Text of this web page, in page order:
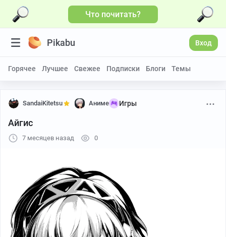
Что почитать?
Pikabu Вход
Горячее Лучшее Свежее Подписки Блоги Темы
SandaiKitetsu Аниме Игры
Айгис
7 месяцев назад 0